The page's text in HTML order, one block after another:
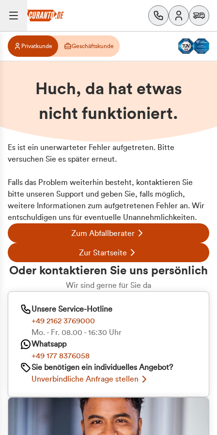
Zustimmung
Wir verwenden Cookies, um Inhalte und Anzeigen
zu personalisieren, Funktionen für soziale Medien
anbieten zu können und die Zugriffe auf unsere
Privatkunde Geschäftskunde
Huch, da hat etwas
nicht funktioniert.
Es ist ein unerwarteter Fehler aufgetreten. Bitte
versuchen Sie es später erneut.
Falls das Problem weiterhin besteht, kontaktieren Sie
bitte unseren Support und geben Sie, falls möglich,
weitere Informationen zum aufgetretenen Fehler an. Wir
entschuldigen uns für eventuelle Unannehmlichkeiten.
Zum Abfallberater
Zur Startseite
Oder kontaktieren Sie uns persönlich
Wir sind gerne für Sie da
Unsere Service-Hotline
+49 2162 3769000
Mo. - Fr. 08.00 - 16:30 Uhr
Whatsapp
+49 177 8376058
Sie benötigen ein individuelles Angebot?
Unverbindliche Anfrage stellen